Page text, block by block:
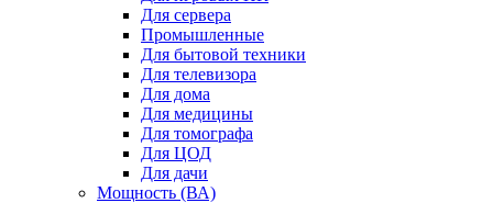
Для сервера
Промышленные
Для бытовой техники
Для телевизора
Для дома
Для медицины
Для томографа
Для ЦОД
Для дачи
Мощность (ВА)